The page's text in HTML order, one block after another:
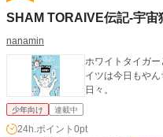
SHAM TORAIVE伝記-宇宙
nanamin
ホワイトタイガ
イツは今日もや
日々。
少年向け 連載中
24h.ポイント 0pt